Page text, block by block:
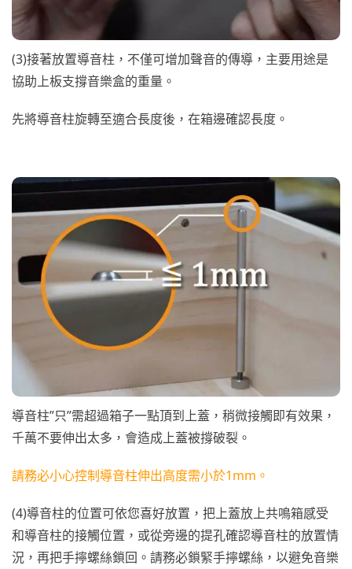
(3)接著放置導音柱，不僅可增加聲音的傳導，主要用途是
協助上板支撐音樂盒的重量。
先將導音柱旋轉至適合長度後，在箱邊確認長度。
導音柱”只”需超過箱子一點頂到上蓋，稍微接觸即有效果，
千萬不要伸出太多，會造成上蓋被撐破裂。
請務必小心控制導音柱伸出高度需小於1mm。
(4)導音柱的位置可依您喜好放置，把上蓋放上共鳴箱感受
和導音柱的接觸位置，或從旁邊的提孔確認導音柱的放置情
況，再把手擰螺絲鎖回。請務必鎖緊手擰螺絲，以避免音樂